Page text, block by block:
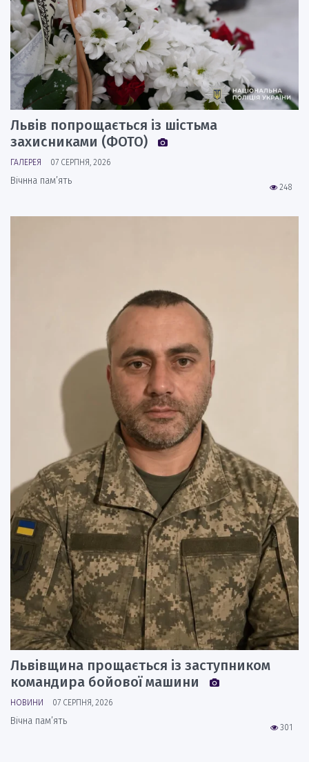
Львів попрощається із шістьма
захисниками (ФОТО)
ГАЛЕРЕЯ 07 СЕРПНЯ, 2026
248
Вічнна пам’ять
Львівщина прощається із заступником
командира бойової машини
НОВИНИ 07 СЕРПНЯ, 2026
301
Вічна пам’ять